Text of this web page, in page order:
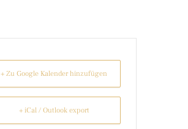
+ Zu Google Kalender hinzufügen
+ iCal / Outlook export